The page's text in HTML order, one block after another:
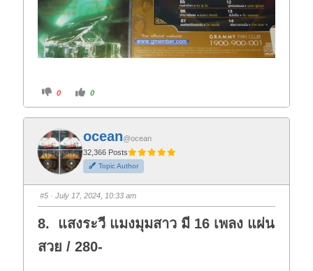
C
i
k
f
o
r
t
h
u
m
d
o
0
C
i
k
o
r
t
h
u
m
u
p
0
ocean@ocean
32,366 Posts
Topic Author
#5 · July 17, 2024, 10:33 am
8. แสงระวี แมงมุมสาว มี 16 เพลง แผ่น
สวย / 280-